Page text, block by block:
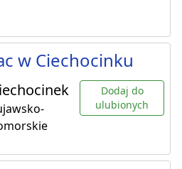
w Ciechocinku
Dodaj do
ulubionych